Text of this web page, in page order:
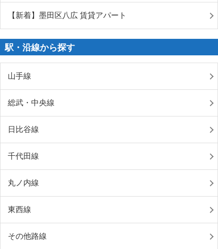
【新着】墨田区八広 賃貸アパート
駅・沿線から探す
山手線
総武・中央線
日比谷線
千代田線
丸ノ内線
東西線
その他路線